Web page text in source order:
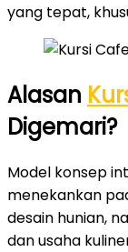
yang tepat,
Alasan
Digemari?
Model konsep
menekankan
desain hunian,
dan usaha